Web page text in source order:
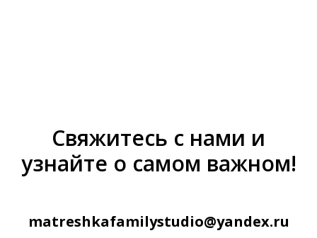
Свяжитесь с нами и
узнайте о самом важном!
matreshkafamilystudio@yandex.ru